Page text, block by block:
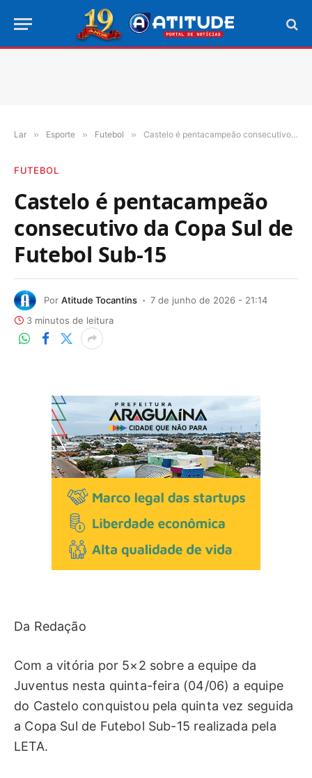
Lar » Esporte » Futebol » Castelo é pentacampeão consecutivo da Copa Sul de Futebol Sub-15
FUTEBOL
Castelo é pentacampeão
consecutivo da Copa Sul de
Futebol Sub-15
Por Atitude Tocantins
7 de junho de 2026 - 21:14
3 minutos de leitura
Da Redação
Com a vitória por 5×2 sobre a equipe da
Juventus nesta quinta-feira (04/06) a equipe
do Castelo conquistou pela quinta vez seguida
a Copa Sul de Futebol Sub-15 realizada pela
LETA.